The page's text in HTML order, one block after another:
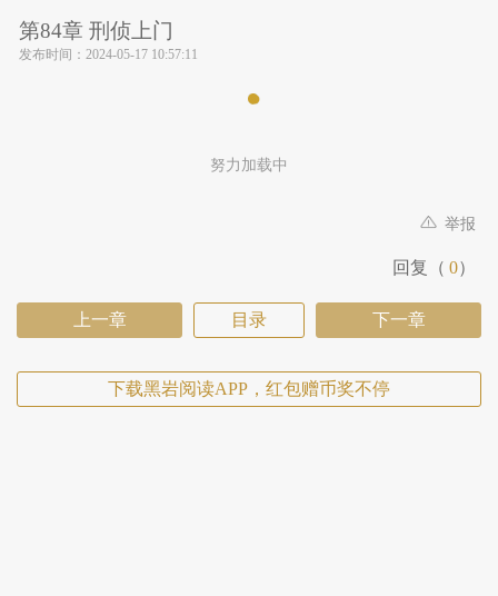
第84章 刑侦上门
发布时间： 2024-05-17 10:57:11
努力加载中
举报
回复（ 0）
上一章 目录 下一章
下载黑岩阅读APP，红包赠币奖不停